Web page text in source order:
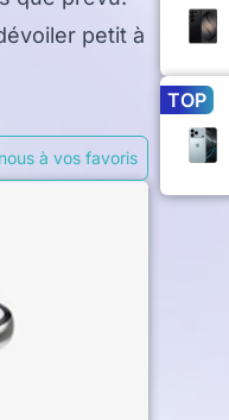
petit à
à vos favoris
TOP